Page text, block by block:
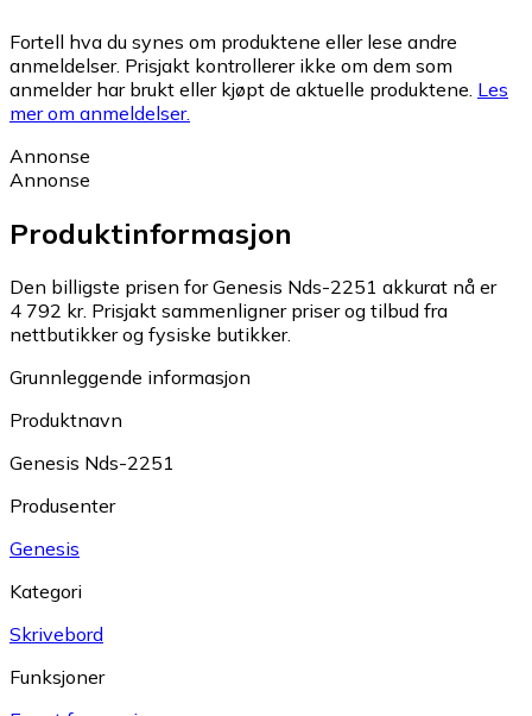
Fortell hva du synes om produktene eller lese andre
anmeldelser. Prisjakt kontrollerer ikke om dem som
anmelder har brukt eller kjøpt de aktuelle produktene. Les
mer om anmeldelser.
Annonse
Annonse
Produktinformasjon
Den billigste prisen for Genesis Nds-2251 akkurat nå er
4 792 kr. Prisjakt sammenligner priser og tilbud fra
nettbutikker og fysiske butikker.
Grunnleggende informasjon
Produktnavn
Genesis Nds-2251
Produsenter
Genesis
Kategori
Skrivebord
Funksjoner